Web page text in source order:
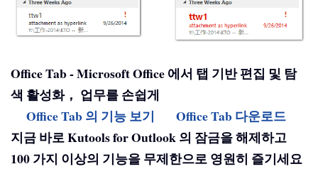
Office Tab - Microsoft Office 에서 탭 기반 편집 및 탐
색 활성화， 업무를 손쉽게
Office Tab 의 기능 보기
Office Tab 다운로드
지금 바로 Kutools for Outlook 의 잠금을 해제하고
100 가지 이상의 기능을 무제한으로 영원히 즐기세요